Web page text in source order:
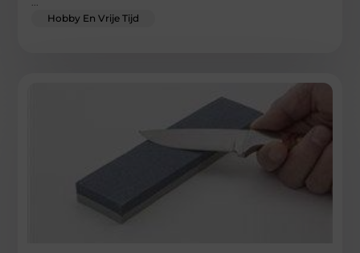
Hobby En Vrije Tijd